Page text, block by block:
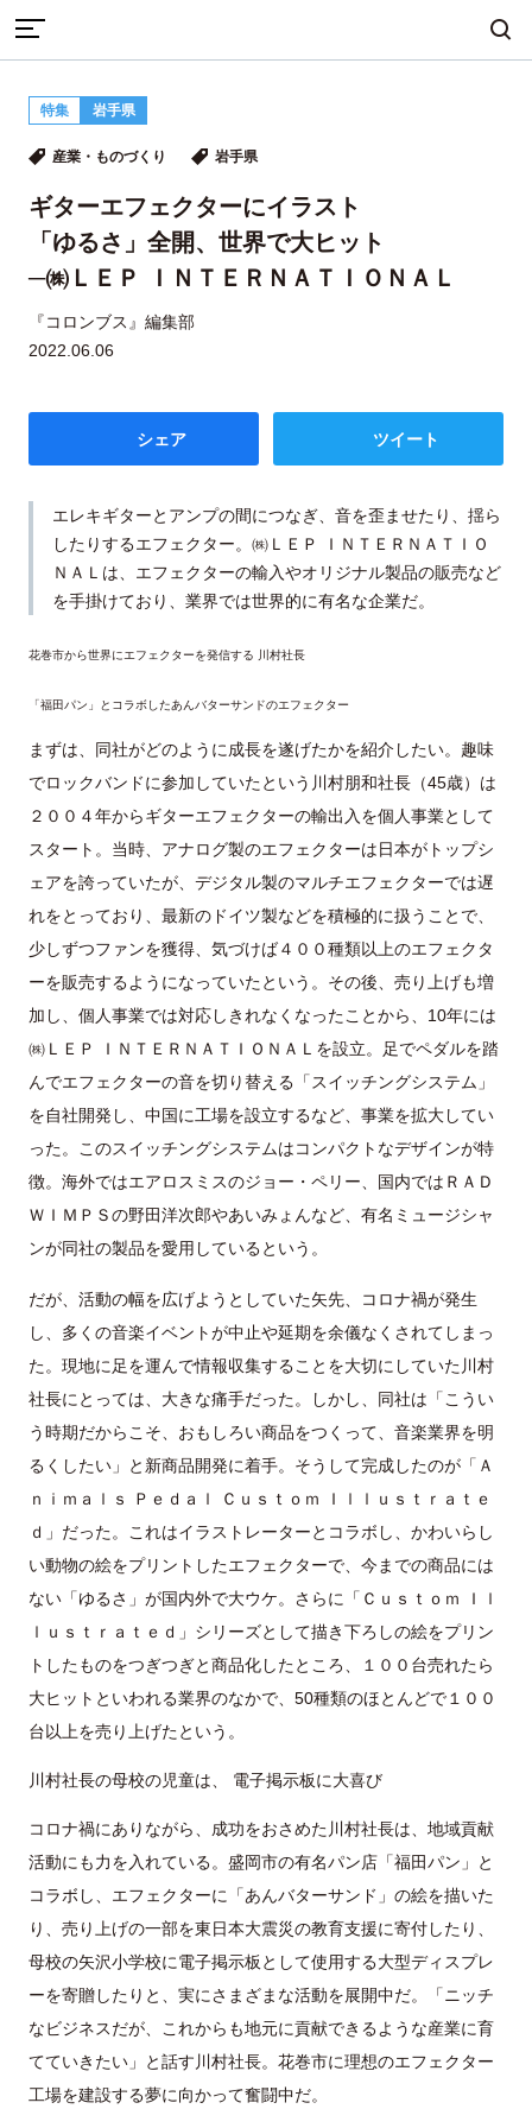
産業・ものづくり
ギターエフェクターにイラスト
「ゆるさ」全開、世界で大ヒット
特集 岩手県
産業・ものづくり 岩手県
ギターエフェクターにイラスト
「ゆるさ」全開、世界で大ヒット
─㈱ＬＥＰ ＩＮＴＥＲＮＡＴＩＯＮＡＬ
『コロンブス』編集部
2022.06.06
シェア ツイート
エレキギターとアンプの間につなぎ、音を歪ませたり、揺ら
したりするエフェクター。㈱ＬＥＰ ＩＮＴＥＲＮＡＴＩＯ
ＮＡＬは、エフェクターの輸入やオリジナル製品の販売など
を手掛けており、業界では世界的に有名な企業だ。
花巻市から世界にエフェクターを発信する 川村社長
「福田パン」とコラボしたあんバターサンドのエフェクター
まずは、同社がどのように成長を遂げたかを紹介したい。趣味
でロックバンドに参加していたという川村朋和社長（45歳）は
２００４年からギターエフェクターの輸出入を個人事業として
スタート。当時、アナログ製のエフェクターは日本がトップシ
ェアを誇っていたが、デジタル製のマルチエフェクターでは遅
れをとっており、最新のドイツ製などを積極的に扱うことで、
少しずつファンを獲得、気づけば４００種類以上のエフェクタ
ーを販売するようになっていたという。その後、売り上げも増
加し、個人事業では対応しきれなくなったことから、10年には
㈱ＬＥＰ ＩＮＴＥＲＮＡＴＩＯＮＡＬを設立。足でペダルを踏
んでエフェクターの音を切り替える「スイッチングシステム」
を自社開発し、中国に工場を設立するなど、事業を拡大してい
った。このスイッチングシステムはコンパクトなデザインが特
徴。海外ではエアロスミスのジョー・ペリー、国内ではＲＡＤ
ＷＩＭＰＳの野田洋次郎やあいみょんなど、有名ミュージシャ
ンが同社の製品を愛用しているという。
だが、活動の幅を広げようとしていた矢先、コロナ禍が発生
し、多くの音楽イベントが中止や延期を余儀なくされてしまっ
た。現地に足を運んで情報収集することを大切にしていた川村
社長にとっては、大きな痛手だった。しかし、同社は「こうい
う時期だからこそ、おもしろい商品をつくって、音楽業界を明
るくしたい」と新商品開発に着手。そうして完成したのが「Ａ
ｎｉｍａｌｓ Ｐｅｄａｌ Ｃｕｓｔｏｍ Ｉｌｌｕｓｔｒａｔｅ
ｄ」だった。これはイラストレーターとコラボし、かわいらし
い動物の絵をプリントしたエフェクターで、今までの商品には
ない「ゆるさ」が国内外で大ウケ。さらに「Ｃｕｓｔｏｍ Ｉｌ
ｌｕｓｔｒａｔｅｄ」シリーズとして描き下ろしの絵をプリン
トしたものをつぎつぎと商品化したところ、１００台売れたら
大ヒットといわれる業界のなかで、50種類のほとんどで１００
台以上を売り上げたという。
川村社長の母校の児童は、 電子掲示板に大喜び
コロナ禍にありながら、成功をおさめた川村社長は、地域貢献
活動にも力を入れている。盛岡市の有名パン店「福田パン」と
コラボし、エフェクターに「あんバターサンド」の絵を描いた
り、売り上げの一部を東日本大震災の教育支援に寄付したり、
母校の矢沢小学校に電子掲示板として使用する大型ディスプレ
ーを寄贈したりと、実にさまざまな活動を展開中だ。「ニッチ
なビジネスだが、これからも地元に貢献できるような産業に育
てていきたい」と話す川村社長。花巻市に理想のエフェクター
工場を建設する夢に向かって奮闘中だ。